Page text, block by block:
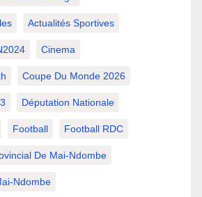
Actualités Sportives
Cinema
Coupe Du Monde 2026
Députation Nationale
Football Football RDC
De Mai-Ndombe
Ndombe